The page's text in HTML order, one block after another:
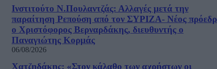
Ινστιτούτο Ν.Πουλαντζάς: Αλλαγές μετά την
παραίτηση Ρεπούση από τον ΣΥΡΙΖΑ- Νέος
ο Χριστόφορος Βερναρδάκης, διευθυντής ο
Παναγιώτης Κορμάς
06/08/2026
Χατζηδάκης: «Στον κάλαθο των αχρήστων οι